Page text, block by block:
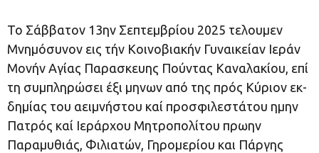
Το Σάβ­βα­τον 13ην Σε­πτεμ­βρί­ου 2025 τε­λουμεν
Μνη­μό­συ­νον εις τήν Κοι­νο­βι­α­κήν Γυ­ναι­κεί­αν Ι­ε­ράν
Μο­νήν Α­γί­ας Πα­ρα­σκευ­ης Πούν­τας Κα­να­λα­κί­ου, ε­πί
τη συμ­πλη­ρώ­σει έξι μη­νων από της πρός Κύ­ρι­ον εκ­
δη­μί­ας του αει­μνή­στου καί προ­σφι­λε­στά­του η­μην
Πα­τρός καί Ιε­ράρ­χου Μητροπολίτου πρωην
Παραμυθιάς, Φιλιατών, Γηρομερίου και Πάργης